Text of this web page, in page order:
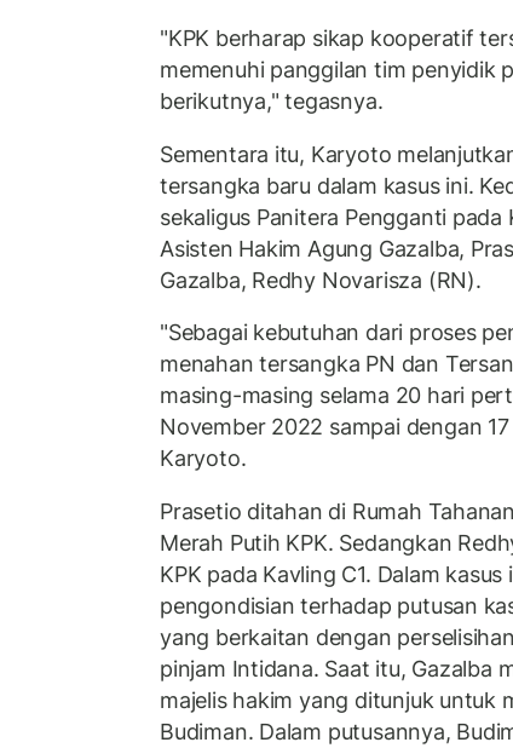
"KPK berharap sikap kooperatif
memenuhi panggilan tim penyidik
berikutnya," tegasnya.
Sementara itu, Karyoto
tersangka baru dalam kasus ini.
sekaligus Panitera Pengganti pada
Asisten Hakim Agung Gazalba,
Gazalba, Redhy Novarisza (RN).
"Sebagai kebutuhan dari proses
menahan tersangka PN dan
masing-masing selama 20 hari
November 2022 sampai dengan
Karyoto.
Prasetio ditahan di Rumah
Merah Putih KPK. Sedangkan
KPK pada Kavling C1. Dalam
pengondisian terhadap putusan
yang berkaitan dengan
pinjam Intidana. Saat itu, Gazalba
majelis hakim yang ditunjuk untuk
Budiman. Dalam putusannya,